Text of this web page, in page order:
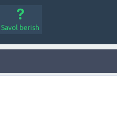
Savol berish